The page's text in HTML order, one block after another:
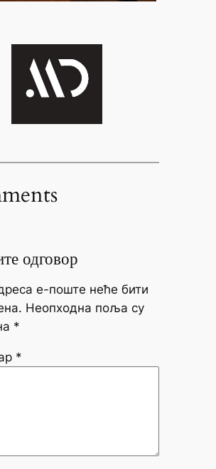
одговор
е-поште неће бити
Неопходна поља су
*
*